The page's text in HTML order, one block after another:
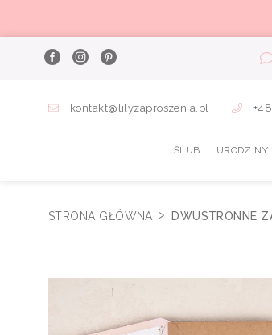
kontakt@lilyzaproszenia.pl
ŚLUB URODZINY
STRONA GŁÓWNA DWUSTRONNE